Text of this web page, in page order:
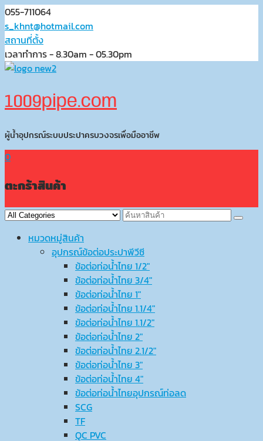
Skip
to
content
055-711064
s_khnt@hotmail.com
สถานที่ตั้ง
เวลาทำการ - 8.30am - 05.30pm
1009pipe.com
ผู้น้ำอุปกรณ์ระบบประปาครบวงจรเพื่อมืออาชีพ
0
ตะกร้าสินค้า
หมวดหมู่สินค้า
อุปกรณ์ข้อต่อประปาพีวีซี
ข้อต่อท่อน้ำไทย 1/2″
ข้อต่อท่อน้ำไทย 3/4″
ข้อต่อท่อน้ำไทย 1″
ข้อต่อท่อน้ำไทย 1.1/4″
ข้อต่อท่อน้ำไทย 1.1/2″
ข้อต่อท่อน้ำไทย 2″
ข้อต่อท่อน้ำไทย 2.1/2″
ข้อต่อท่อน้ำไทย 3″
ข้อต่อท่อน้ำไทย 4″
ข้อต่อท่อน้ำไทยอุปกรณ์ท่อลด
SCG
TF
QC PVC